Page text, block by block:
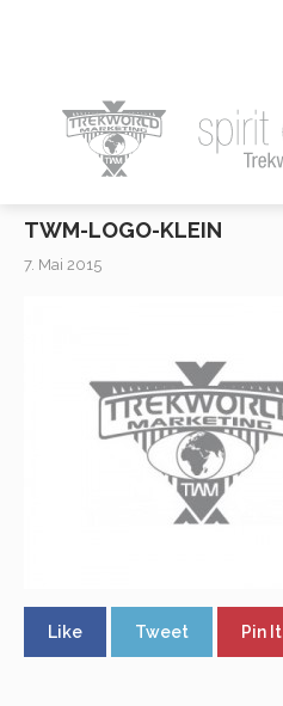
TWM-LOGO-KLEIN
7. Mai 2015
Like Tweet Pin It